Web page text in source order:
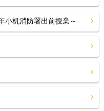
消防署出前授業～